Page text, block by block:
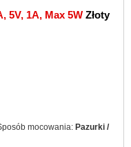
5V, 1A, Max 5W Złoty
mocowania: Pazurki /